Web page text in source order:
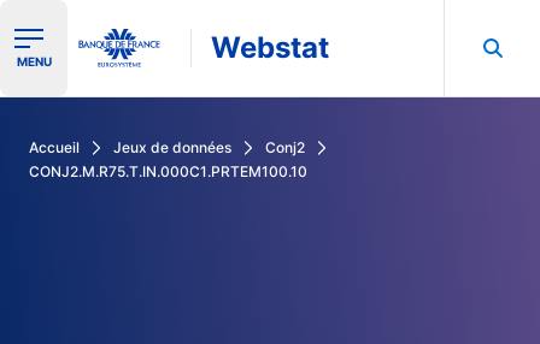
Ouvrir le menu de navigation
MENU Webstat
Accueil Jeux de données
Conj2
CONJ2.M.R75.T.IN.000C1.PRTEM100.10